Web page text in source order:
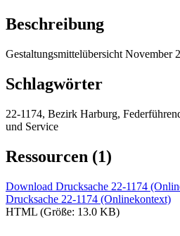
Beschreibung
Gestaltungsmittelübersicht November
Schlagwörter
22-1174, Bezirk Harburg,
und Service
Ressourcen (1)
Download Drucksache 22-1174
Drucksache 22-1174 (Onlinekontext)
HTML (Größe: 13.0 KB)